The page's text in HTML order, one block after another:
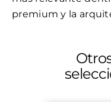
premium y la